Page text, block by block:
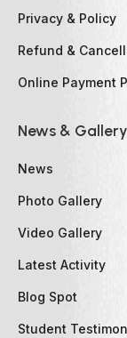
Privacy & Policy
Refund &
Online Payment
News & Gallery
News
Photo Gallery
Video Gallery
Latest Activity
Blog Spot
Student